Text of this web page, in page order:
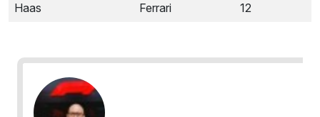
Haas
Ferrari 12